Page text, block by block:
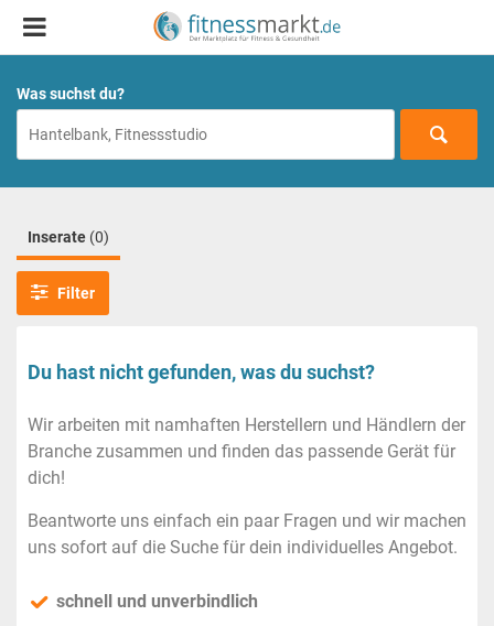
Was suchst du?
Inserate (0)
Filter
Du hast nicht gefunden, was du suchst?
Wir arbeiten mit namhaften Herstellern und Händlern der
Branche zusammen und finden das passende Gerät für
dich!
Beantworte uns einfach ein paar Fragen und wir machen
uns sofort auf die Suche für dein individuelles Angebot.
schnell und unverbindlich